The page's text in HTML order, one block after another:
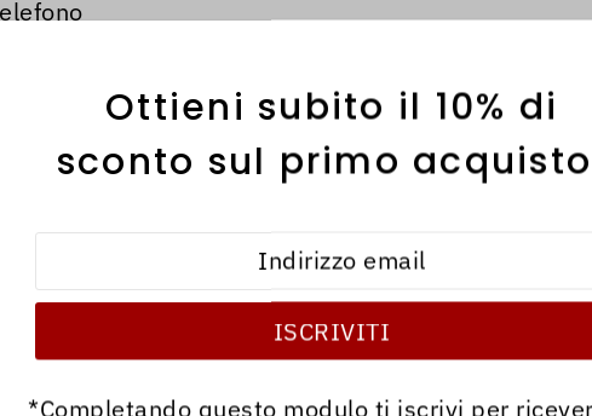
Ottieni subito il 10% di
sconto sul primo
*Completando questo modulo ti iscrivi per